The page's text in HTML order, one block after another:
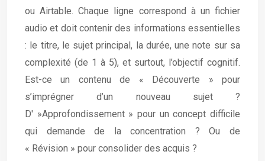
ou Airtable. Chaque ligne correspond à un fichier
audio et doit contenir des informations essentielles
: le titre, le sujet principal, la durée, une note sur sa
complexité (de 1 à 5), et surtout, l’objectif cognitif.
Est-ce un contenu de « Découverte » pour
s’imprégner d’un nouveau sujet ?
D' »Approfondissement » pour un concept difficile
qui demande de la concentration ? Ou de
« Révision » pour consolider des acquis ?